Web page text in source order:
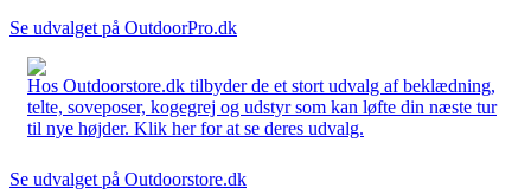
Se udvalget på OutdoorPro.dk
Hos Outdoorstore.dk tilbyder de et stort udvalg af beklædning,
telte, soveposer, kogegrej og udstyr som kan løfte din næste tur
til nye højder. Klik her for at se deres udvalg.
Se udvalget på Outdoorstore.dk